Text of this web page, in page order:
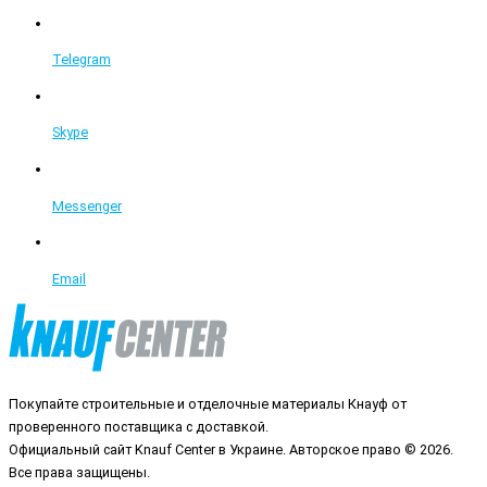
Telegram
Skype
Messenger
Email
Покупайте строительные и отделочные материалы Кнауф от
проверенного поставщика с доставкой.
Официальный сайт Knauf Center в Украине. Авторское право © 2026.
Все права защищены.